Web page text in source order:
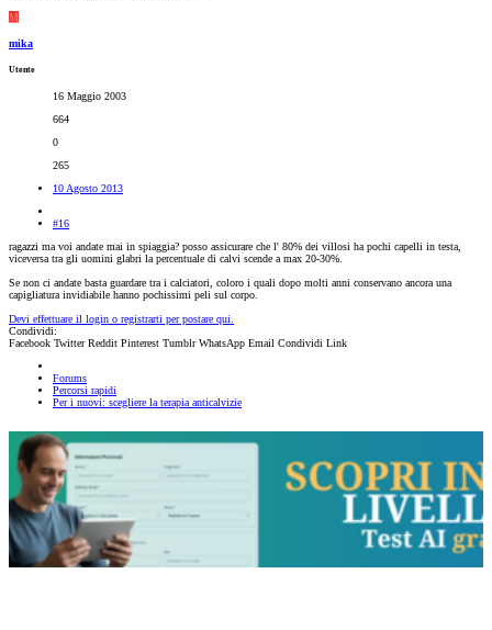
M
mika
Utente
16 Maggio 2003
664
0
265
10 Agosto 2013
#16
ragazzi ma voi andate mai in spiaggia? posso assicurare che l' 80% dei villosi ha pochi capelli in testa,
viceversa tra gli uomini glabri la percentuale di calvi scende a max 20-30%.
Se non ci andate basta guardare tra i calciatori, coloro i quali dopo molti anni conservano ancora una
capigliatura invidiabile hanno pochissimi peli sul corpo.
Devi effettuare il login o registrarti per postare qui.
Condividi:
Facebook Twitter Reddit Pinterest Tumblr WhatsApp Email Condividi Link
Forums
Percorsi rapidi
Per i nuovi: scegliere la terapia anticalvizie